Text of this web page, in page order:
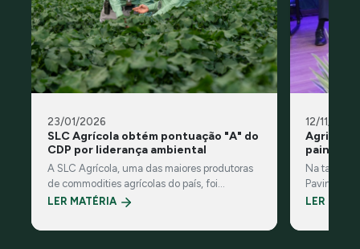
23/01/2026
SLC Agrícola obtém pontuação "A" do
CDP por liderança ambiental
A SLC Agrícola, uma das maiores produtoras
de commodities agrícolas do país, foi
reconhecida pelo CDP, organização
LER MATÉRIA
12/11/2025
painel no
Na tarde
Pavinato,
do painel
Campo –
LER